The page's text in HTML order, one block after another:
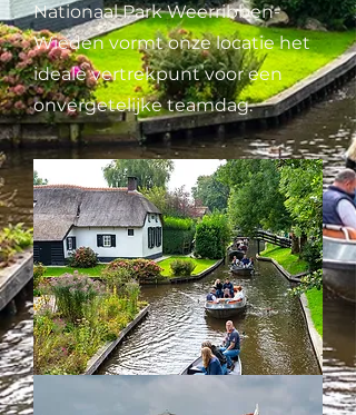
Nationaal Park Weerribben-
Wieden vormt onze locatie het
ideale vertrekpunt voor een
onvergetelijke teamdag.